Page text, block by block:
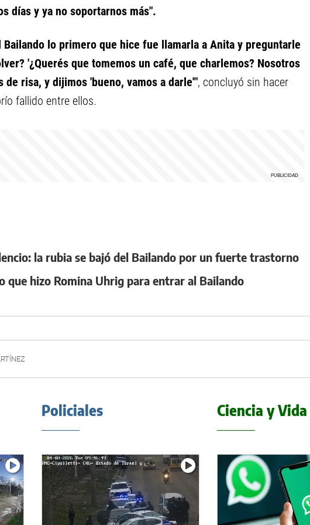
días y ya no soportarnos más".
Bailando lo primero que hice fue llamarla a Anita y preguntarle
'¿Querés que tomemos un café, que charlemos? Nosotros
de risa, y dijimos 'bueno, vamos a darle'", concluyó sin hacer
fallido entre ellos.
la rubia se bajó del Bailando por un fuerte trastorno
que hizo Romina Uhrig para entrar al Bailando
Policiales Ciencia y Vida